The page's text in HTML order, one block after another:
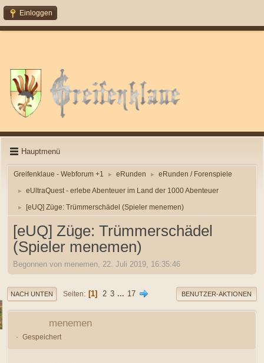
Einloggen
Hauptmenü
Greifenklaue - Webforum +1 ► eRunden ► eRunden / Forenspiele
► eUltraQuest - erlebe Abenteuer im Land der 1000 Abenteuer
► [eUQ] Züge: Trümmerschädel (Spieler menemen)
[eUQ] Züge: Trümmerschädel
(Spieler menemen)
Begonnen von menemen, 22. Juli 2019, 16:35:46
NACH UNTEN Seiten 1 2 3 ... 17 BENUTZER-AKTIONEN
menemen
Gespeichert